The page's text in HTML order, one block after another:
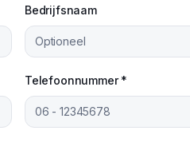
Bedrijfsnaam
Telefoonnummer *